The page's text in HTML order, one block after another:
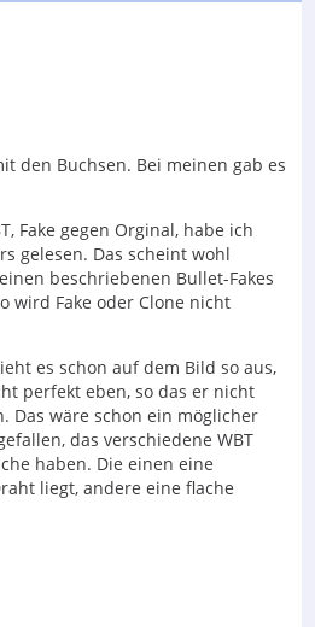
den Buchsen. Bei meinen gab es
Fake gegen Orginal, habe ich
gelesen. Das scheint wohl
beschriebenen Bullet-Fakes
wird Fake oder Clone nicht
es schon auf dem Bild so aus,
perfekt eben, so das er nicht
Das wäre schon ein möglicher
das verschiedene WBT
haben. Die einen eine
liegt, andere eine flache